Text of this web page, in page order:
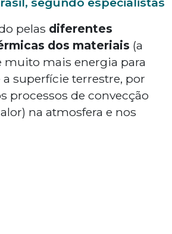
pelas diferentes
dos materiais (a
muito mais energia para
superfície terrestre, por
processos de convecção
na atmosfera e nos